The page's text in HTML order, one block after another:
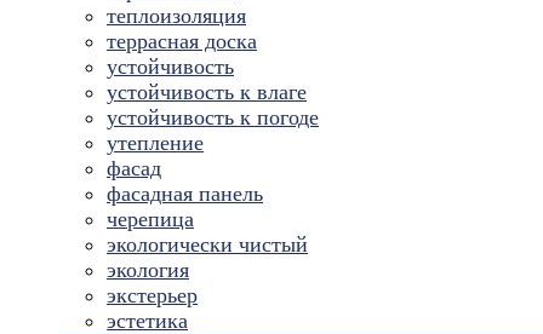
теплоизоляция
террасная доска
устойчивость
устойчивость к влаге
устойчивость к погоде
утепление
фасад
фасадная панель
черепица
экологически чистый
экология
экстерьер
эстетика